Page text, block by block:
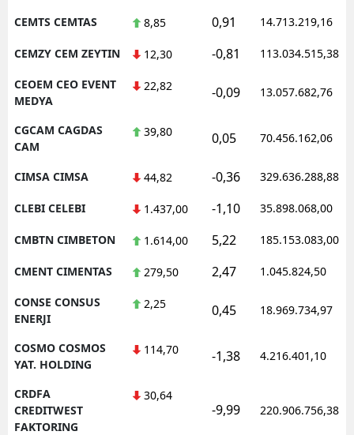
CEMTS CEMTAS 8,85 0,91 14.713.219,16
CEMZY CEM ZEYTIN 12,30 -0,81 113.034.515,38
CEOEM CEO EVENT
MEDYA
22,82 -0,09 13.057.682,76
CGCAM CAGDAS
CAM
39,80 0,05 70.456.162,06
CIMSA CIMSA 44,82 -0,36 329.636.288,88
CLEBI CELEBI 1.437,00 -1,10 35.898.068,00
CMBTN CIMBETON 1.614,00 5,22 185.153.083,00
CMENT CIMENTAS 279,50 2,47 1.045.824,50
CONSE CONSUS
ENERJI
2,25 0,45 18.969.734,97
COSMO COSMOS
YAT. HOLDING
114,70 -1,38 4.216.401,10
CRDFA
CREDITWEST
FAKTORING
30,64
-9,99 220.906.756,38